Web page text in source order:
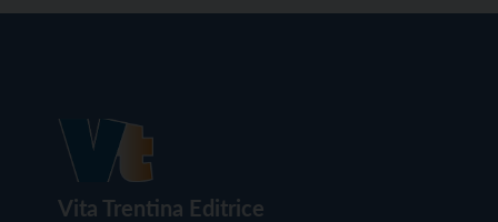
Vita Trentina Editrice